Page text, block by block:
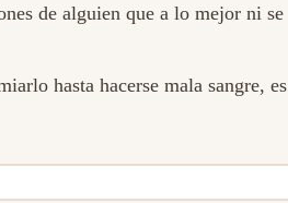
de alguien que a lo mejor ni se
hasta hacerse mala sangre, es